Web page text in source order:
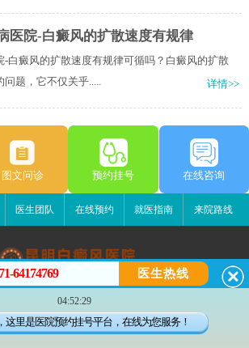
医院-白癜风的扩散速度有规律
-白癜风的扩散速度有规律可循吗？白癜风的扩散
题，它不仅关乎.....
详情>>
图文问诊 预约挂号 在线咨询
医生团队 在线预约 就医指南 来院路线
昆明白癜风医院
昆明市五华区护国路2号
版权所有：昆明白癜风医院
联系电话：
64174769 医生热线
04:52:29
这里是医院预约挂号平台，在线为您服务！